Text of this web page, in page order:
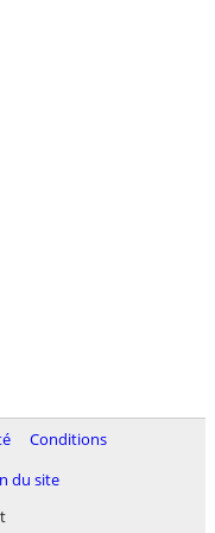
Conditions
du site